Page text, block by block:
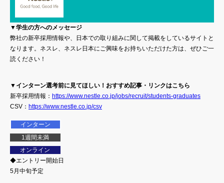
▼学生の方へのメッセージ
弊社の新卒採用情報や、日本での取り組みに関して掲載をしているサイトと
なります。ネスレ、ネスレ日本にご興味をお持ちいただけた方は、ぜひご一
読ください！
▼インターン選考前に見てほしい！おすすめ記事・リンクはこちら
新卒採用情報： https://www.nestle.co.jp/jobs/recruit/students-graduates
CSV： https://www.nestle.co.jp/csv
インターン
1週間未満
オンライン
◆エントリー開始日
5月中旬予定